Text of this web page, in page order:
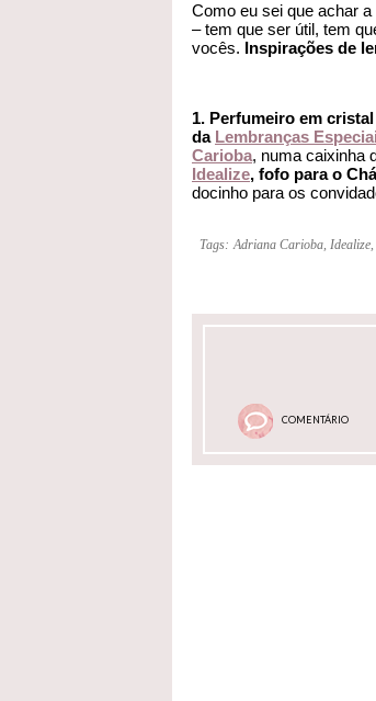
Como eu sei que achar a
– tem que ser útil, tem
vocês. Inspirações de
1. Perfumeiro em
da Lembranças
Carioba, numa caixinha
Idealize, fofo para o
docinho para os
Tags: Adriana Carioba, Idealize,
COMENTÁRIO